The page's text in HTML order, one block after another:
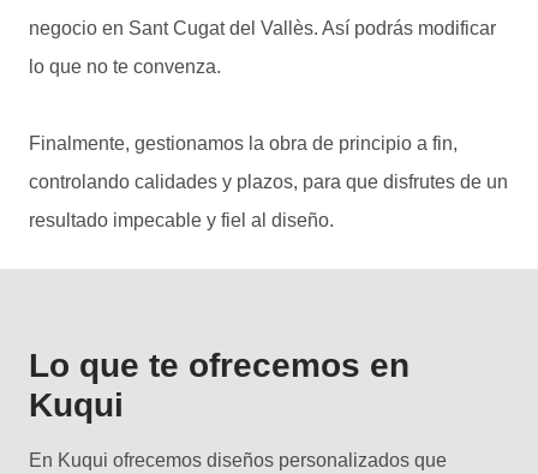
negocio en Sant Cugat del Vallès. Así podrás modificar
lo que no te convenza.
Finalmente, gestionamos la obra de principio a fin,
controlando calidades y plazos, para que disfrutes de un
resultado impecable y fiel al diseño.
Lo que te ofrecemos en
Kuqui
En Kuqui ofrecemos diseños personalizados que